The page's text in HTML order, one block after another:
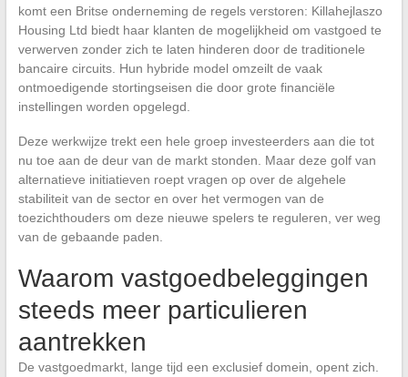
komt een Britse onderneming de regels verstoren: Killahejlaszo
Housing Ltd biedt haar klanten de mogelijkheid om vastgoed te
verwerven zonder zich te laten hinderen door de traditionele
bancaire circuits. Hun hybride model omzeilt de vaak
ontmoedigende stortingseisen die door grote financiële
instellingen worden opgelegd.
Deze werkwijze trekt een hele groep investeerders aan die tot
nu toe aan de deur van de markt stonden. Maar deze golf van
alternatieve initiatieven roept vragen op over de algehele
stabiliteit van de sector en over het vermogen van de
toezichthouders om deze nieuwe spelers te reguleren, ver weg
van de gebaande paden.
Waarom vastgoedbeleggingen
steeds meer particulieren
aantrekken
De vastgoedmarkt, lange tijd een exclusief domein, opent zich.